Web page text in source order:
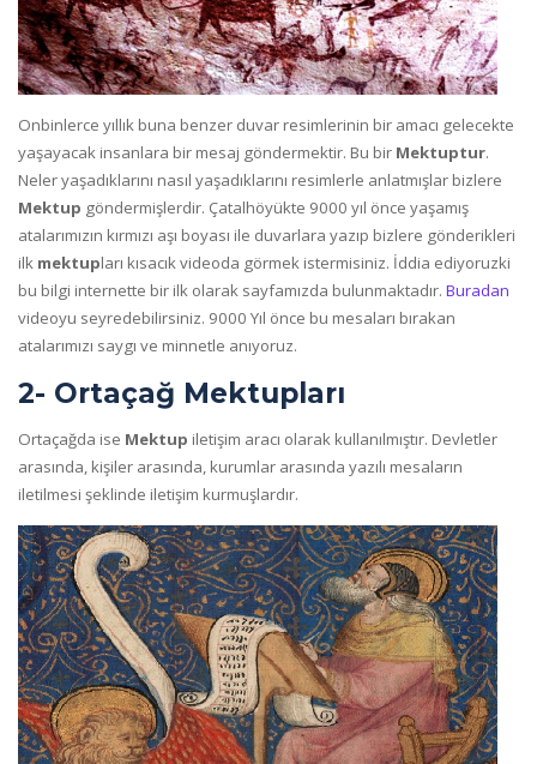
Onbinlerce yıllık buna benzer duvar resimlerinin bir amacı gelecekte
yaşayacak insanlara bir mesaj göndermektir. Bu bir Mektuptur.
Neler yaşadıklarını nasıl yaşadıklarını resimlerle anlatmışlar bizlere
Mektup göndermişlerdir. Çatalhöyükte 9000 yıl önce yaşamış
atalarımızın kırmızı aşı boyası ile duvarlara yazıp bizlere gönderikleri
ilk mektupları kısacık videoda görmek istermisiniz. İddia ediyoruzki
bu bilgi internette bir ilk olarak sayfamızda bulunmaktadır. Buradan
videoyu seyredebilirsiniz. 9000 Yıl önce bu mesaları bırakan
atalarımızı saygı ve minnetle anıyoruz.
2- Ortaçağ Mektupları
Ortaçağda ise Mektup iletişim aracı olarak kullanılmıştır. Devletler
arasında, kişiler arasında, kurumlar arasında yazılı mesaların
iletilmesi şeklinde iletişim kurmuşlardır.